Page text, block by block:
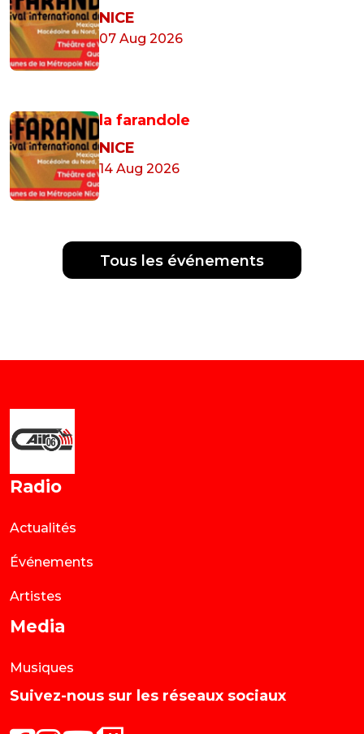
NICE
07 Aug 2026
la farandole
NICE
14 Aug 2026
Tous les événements
Radio
Actualités
Événements
Artistes
Media
Musiques
Suivez-nous sur les réseaux sociaux